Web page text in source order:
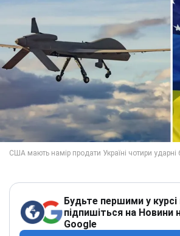
Будьте першими у
підпишіться на Новини
Google